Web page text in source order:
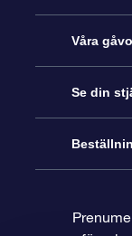
Kundtjänst
Kontakta
Blogg
Våra
Online-
OSR
Se din